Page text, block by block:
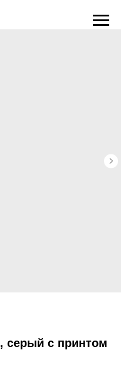
серый с принтом